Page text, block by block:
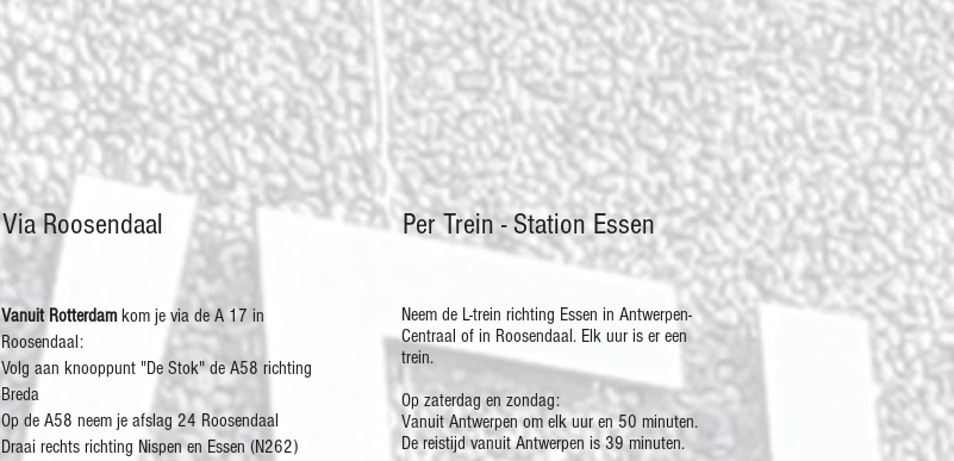
Via Roosendaal
Vanuit Rotterdamkom je via de A 17 in
Roosendaal:
​Volg aan knooppunt "De Stok" de A58 richting
Breda
Op de A58 neem je afslag 24 Roosendaal
Draai rechts richting Nispen en Essen (N262)
Per Trein - Station Essen
Neem de L-trein richting Essen in Antwerpen-
Centraal of in Roosendaal. Elk uur is er een
trein.
Op zaterdag en zondag:
Vanuit Antwerpen om elk uur en 50 minuten.
De reistijd vanuit Antwerpen is 39 minuten.